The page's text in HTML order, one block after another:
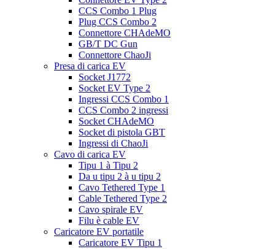
CCS Combo 1 Plug
Plug CCS Combo 2
Connettore CHAdeMO
GB/T DC Gun
Connettore ChaoJi
Presa di carica EV
Socket J1772
Socket EV Type 2
Ingressi CCS Combo 1
CCS Combo 2 ingressi
Socket CHAdeMO
Socket di pistola GBT
Ingressi di ChaoJi
Cavo di carica EV
Tipu 1 à Tipu 2
Da u tipu 2 à u tipu 2
Cavo Tethered Type 1
Cable Tethered Type 2
Cavo spirale EV
Filu è cable EV
Caricatore EV portatile
Caricatore EV Tipu 1